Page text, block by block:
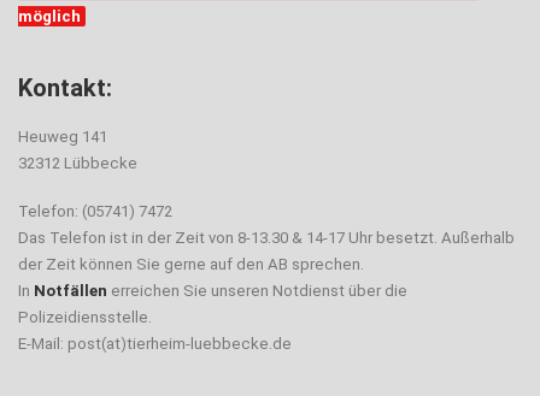
möglich
Kontakt:
Heuweg 141
32312 Lübbecke
Telefon: (05741) 7472
Das Telefon ist in der Zeit von 8-13.30 & 14-17 Uhr besetzt. Außerhalb
der Zeit können Sie gerne auf den AB sprechen.
In Notfällen erreichen Sie unseren Notdienst über die
Polizeidiensstelle.
E-Mail: post(at)tierheim-luebbecke.de